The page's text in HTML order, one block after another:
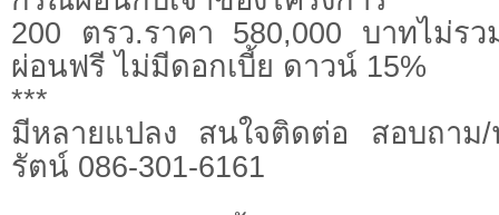
200 ตรว.ราคา 580,000 บาทไม่ร
ผ่อนฟรี ไม่มีดอกเบี้ย ดาวน์ 15%
***
มีหลายแปลง สนใจติดต่อ สอบถาม
รัตน์ 086-301-6161